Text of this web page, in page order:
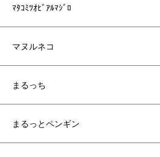
ﾏﾀｺﾐﾂｵﾋﾞｱﾙﾏｼﾞﾛ
マヌルネコ
まるっち
まるっとペンギン